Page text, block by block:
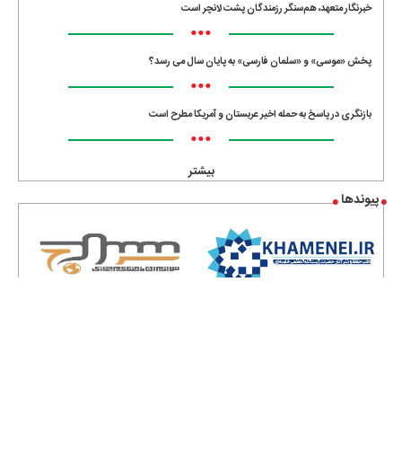
خبرنگار متعهد، هم‌سنگر رزمندگان پشت لانچر است
•••
پخش «موسی» و «سلمان فارسی» به پایان سال می رسد؟
•••
بازنگری در پاسخ به حمله اخیر عربستان و آمریکا مطرح است
•••
بیشتر
پیوندها